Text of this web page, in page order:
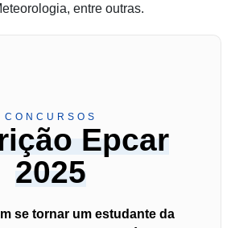
entre outras.
CONCURSOS
Epcar
2025
se tornar um estudante da